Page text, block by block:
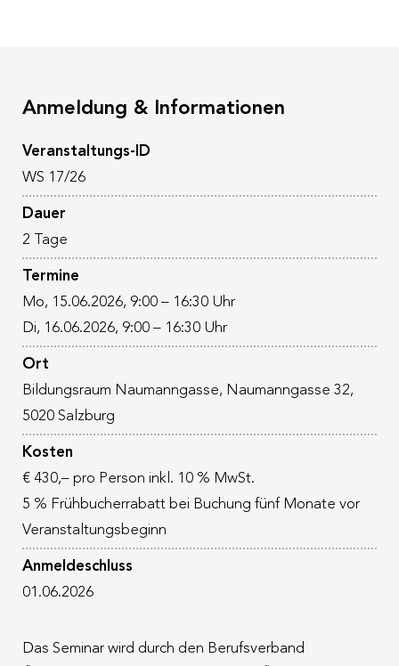
Anmeldung & Informationen
Veranstaltungs-ID
WS 17/26
Dauer
2 Tage
Termine
Mo, 15.06.2026, 9:00 – 16:30 Uhr
Di, 16.06.2026, 9:00 – 16:30 Uhr
Ort
Bildungsraum Naumanngasse, Naumanngasse 32,
5020 Salzburg
Kosten
€ 430,– pro Person inkl. 10 % MwSt.
5 % Frühbucherrabatt bei Buchung fünf Monate vor
Veranstaltungsbeginn
Anmeldeschluss
01.06.2026
Das Seminar wird durch den Berufsverband